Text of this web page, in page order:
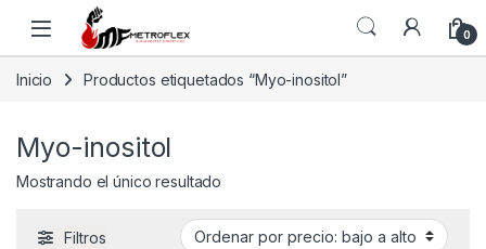
Saltar a la navegación
Saltar al contenido
0
Inicio Productos etiquetados “Myo-inositol”
Myo-inositol
Mostrando el único resultado
Filtros